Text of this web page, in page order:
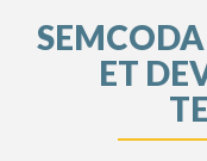
ET